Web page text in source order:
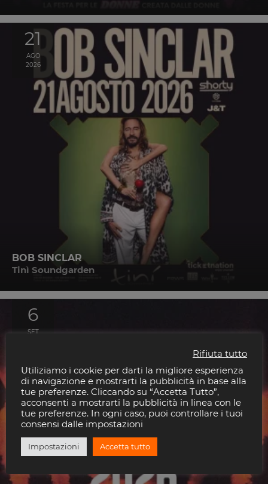
21
AGO
2026
BOB SINCLAR
Tinì Soundgarden
6
SET
Rifiuta tutto
Utiliziamo i cookie per darti la migliore esperienza
di navigazione e mostrarti la pubblicità in base alla
tue preferenze. Cliccando su “Accetta Tutto”,
acconsenti a mostrarti la pubblicità in linea con le
tue preferenze. In ogni caso, puoi controllare i tuoi
consensi dalle impostazioni
Impostazioni Accetta tutto